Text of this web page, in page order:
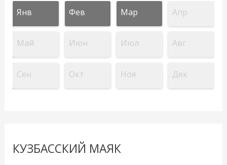
Янв Фев Мар Апр
Май Июн Июл Авг
Сен Окт Ноя Дек
КУЗБАССКИЙ МАЯК